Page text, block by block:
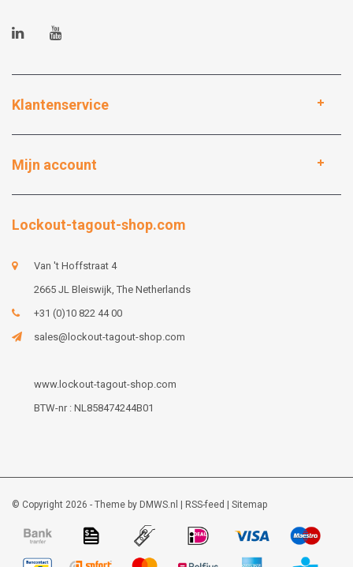
Klantenservice
Mijn account
Lockout-tagout-shop.com
Van 't Hoffstraat 4
2665 JL Bleiswijk, The Netherlands
+31 (0)10 822 44 00
sales@lockout-tagout-shop.com
www.lockout-tagout-shop.com
BTW-nr : NL858474244B01
© Copyright 2026 - Theme by DMWS.nl RSS-feed Sitemap